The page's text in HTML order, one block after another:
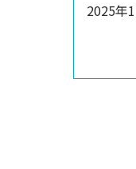
2025年